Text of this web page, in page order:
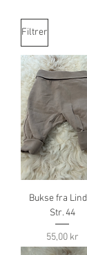
Filtrer
Bukse fra
Str. 44
Pris
55,00 kr